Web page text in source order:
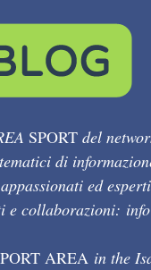
SPORT del
di
ed
e collaborazioni:
AREA in the